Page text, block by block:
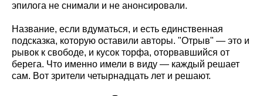
эпилога не снимали и не анонсировали.
Название, если вдуматься, и есть единственная
подсказка, которую оставили авторы. "Отрыв" — это и
рывок к свободе, и кусок торфа, оторвавшийся от
берега. Что именно имели в виду — каждый решает
сам. Вот зрители четырнадцать лет и решают.